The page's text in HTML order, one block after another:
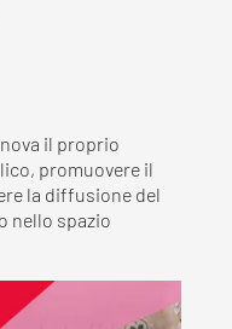
il proprio
promuovere il
la diffusione del
nello spazio